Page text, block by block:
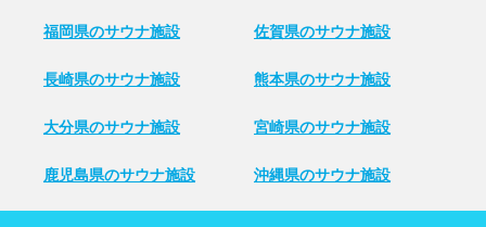
福岡県のサウナ施設 佐賀県のサウナ施設
長崎県のサウナ施設 熊本県のサウナ施設
大分県のサウナ施設 宮崎県のサウナ施設
鹿児島県のサウナ施設 沖縄県のサウナ施設